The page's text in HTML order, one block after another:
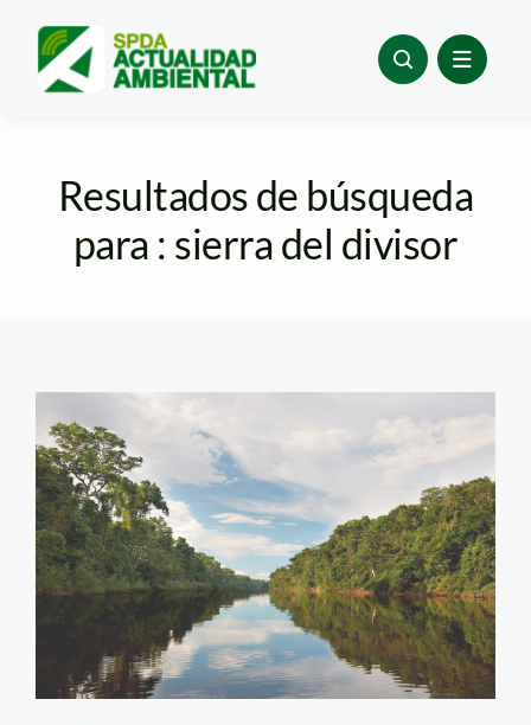
content
Resultados de búsqueda
para : sierra del divisor
samiria-4